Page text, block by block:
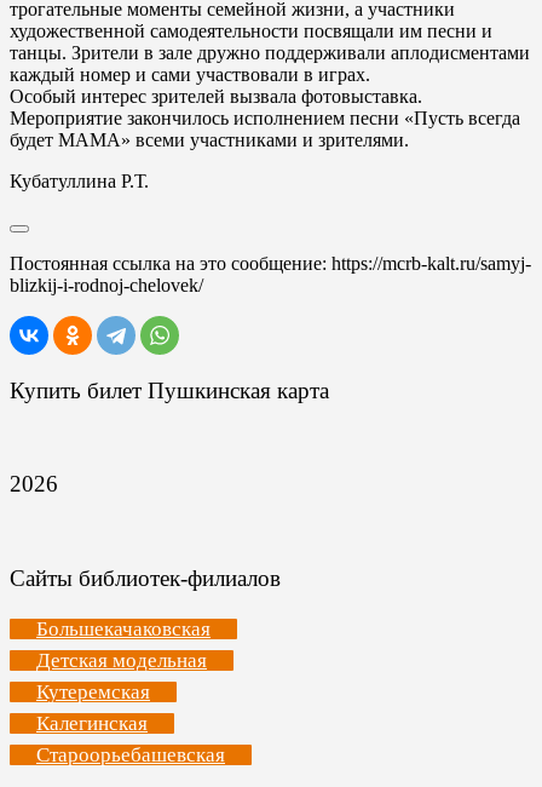
трогательные моменты семейной жизни, а участники
художественной самодеятельности посвящали им песни и
танцы. Зрители в зале дружно поддерживали аплодисментами
каждый номер и сами участвовали в играх.
Особый интерес зрителей вызвала фотовыставка.
Мероприятие закончилось исполнением песни «Пусть всегда
будет МАМА» всеми участниками и зрителями.
Кубатуллина Р.Т.
Постоянная ссылка на это сообщение: https://mcrb-kalt.ru/samyj-
blizkij-i-rodnoj-chelovek/
Купить билет Пушкинская карта
2026
Сайты библиотек-филиалов
Большекачаковская
Детская модельная
Кутеремская
Калегинская
Староорьебашевская